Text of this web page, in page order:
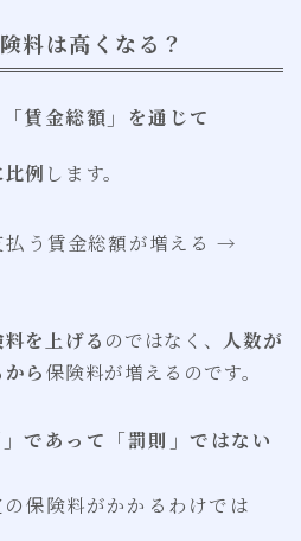
料は高くなる？
賃金総額」を通じて
例 します。
う賃金総額が増える →
を上げる のではなく、
人数が
ら保険料が増えるのです。
であって「罰則」ではない
保険料がかかるわけでは